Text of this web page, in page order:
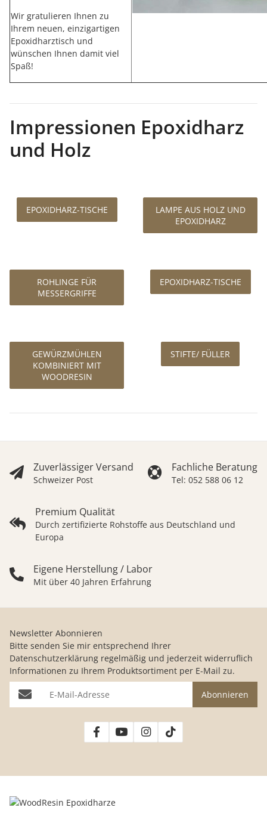
Wir gratulieren Ihnen zu
Ihrem neuen, einzigartigen
Epoxidharztisch und
wünschen Ihnen damit viel
Spaß!
Impressionen Epoxidharz
und Holz
EPOXIDHARZ-TISCHE
LAMPE AUS HOLZ UND
EPOXIDHARZ
ROHLINGE FÜR
MESSERGRIFFE
EPOXIDHARZ-TISCHE
GEWÜRZMÜHLEN
KOMBINIERT MIT
WOODRESIN
STIFTE/ FÜLLER
Zuverlässiger Versand
Schweizer Post
Fachliche Beratung
Tel: 052 588 06 12
Premium Qualität
Durch zertifizierte Rohstoffe aus Deutschland und
Europa
Eigene Herstellung / Labor
Mit über 40 Jahren Erfahrung
Newsletter Abonnieren
Bitte senden Sie mir entsprechend Ihrer
Datenschutzerklärung regelmäßig und jederzeit widerruflich
Informationen zu Ihrem Produktsortiment per E-Mail zu.
E-Mail-Adresse Abonnieren